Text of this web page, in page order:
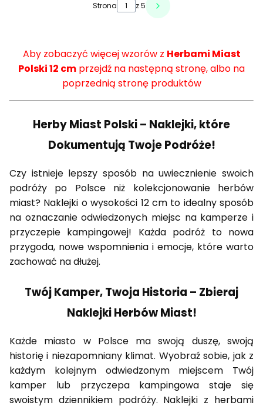
Strona z 5
Aby zobaczyć więcej wzorów z Herbami Miast
Polski 12 cm przejdź na następną stronę, albo na
poprzednią stronę produktów
Herby Miast Polski – Naklejki, które
Dokumentują Twoje Podróże!
Czy istnieje lepszy sposób na uwiecznienie swoich
podróży po Polsce niż kolekcjonowanie herbów
miast? Naklejki o wysokości 12 cm to idealny sposób
na oznaczanie odwiedzonych miejsc na kamperze i
przyczepie kampingowej! Każda podróż to nowa
przygoda, nowe wspomnienia i emocje, które warto
zachować na dłużej.
Twój Kamper, Twoja Historia – Zbieraj
Naklejki Herbów Miast!
Każde miasto w Polsce ma swoją duszę, swoją
historię i niezapomniany klimat. Wyobraź sobie, jak z
każdym kolejnym odwiedzonym miejscem Twój
kamper lub przyczepa kampingowa staje się
swoistym dziennikiem podróży. Naklejki z herbami